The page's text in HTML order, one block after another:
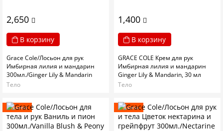
2,650
В корзину
Grace Cole/Лосьон для рук
Имбирная лилия и мандарин
300мл./Ginger Lily & Mandarin
Тело
1,400
В корзину
GRACE COLE Крем для рук
Имбирная лилия и мандарин
Ginger Lily & Mandarin, 30 мл
Тело
Новинка Новинка